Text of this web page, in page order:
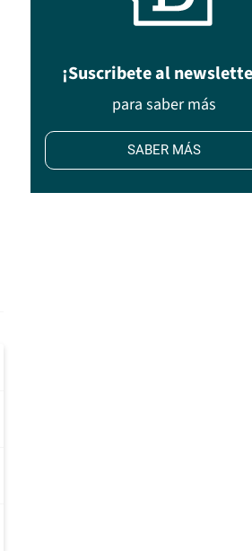
¡Suscribete al
para saber más
SABER MÁS